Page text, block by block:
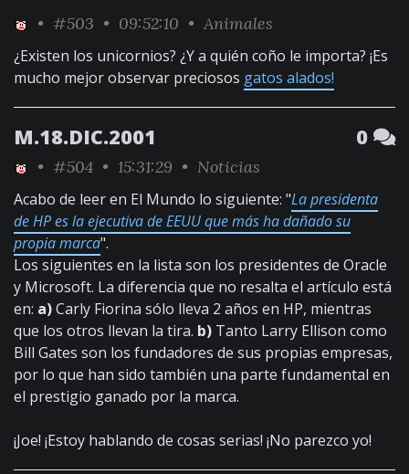
• #503 • 09:52:10 • Animales
¿Existen los unicornios? ¿Y a quién coño le importa? ¡Es
mucho mejor observar preciosos gatos alados!
M.18.DIC.2001 0
• #504 • 15:31:29 • Noticias
Acabo de leer en El Mundo lo siguiente: "La presidenta
de HP es la ejecutiva de EEUU que más ha dañado su
propia marca".
Los siguientes en la lista son los presidentes de Oracle
y Microsoft. La diferencia que no resalta el artículo está
en: a)Carly Fiorina sólo lleva 2 años en HP, mientras
que los otros llevan la tira. b) Tanto Larry Ellison como
Bill Gates son los fundadores de sus propias empresas,
por lo que han sido también una parte fundamental en
el prestigio ganado por la marca.
¡Joe! ¡Estoy hablando de cosas serias! ¡No parezco yo!